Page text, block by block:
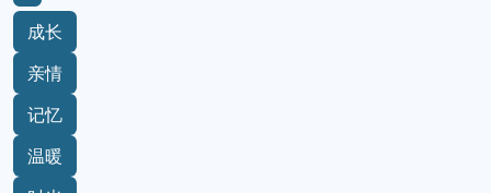
成长
亲情
记忆
温暖